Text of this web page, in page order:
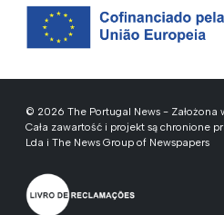
© 2026 The Portugal News - Założona
Cała zawartość i projekt są chronione
Lda i The News Group of Newspapers